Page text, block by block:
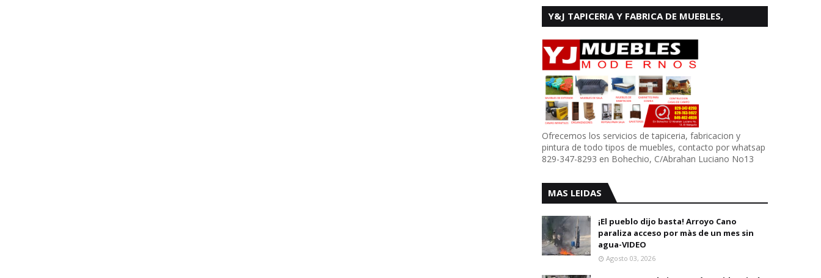
Y&J TAPICERIA Y FABRICA DE MUEBLES,
Ofrecemos los servicios de tapiceria, fabricacion y
pintura de todo tipos de muebles, contacto por whatsap
829-347-8293 en Bohechio, C/Abrahan Luciano No13
MAS LEIDAS
¡El pueblo dijo basta! Arroyo Cano
paraliza acceso por màs de un mes sin
agua-VIDEO
Agosto 03, 2026